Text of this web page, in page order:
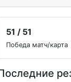
51 / 51
Победа матч/карта